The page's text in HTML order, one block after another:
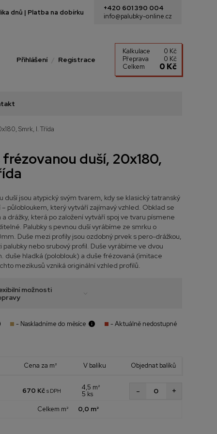
dnů | Platba na dobírku
+420 601 390 004
info@palubky-online.cz
Přihlášení Registrace
Kalkulace
0 Kč
Přeprava
0 Kč
Celkem
0 Kč
Smrk, I. Třída
duší, 20x180,
duší jsou atypický svým tvarem, kdy se klasický tatranský
– půlobloukem, který vytváří zajímavý vzhled. Obklad se
drážky, která po založení vytváří spoj ve tvaru písmene
Palubky s pevnou duší vyrábíme ze smrku o
Duše mezi profily jsou ozdobný prvek s pero-drážkou,
palubky nebo srubový profil. Duše vyrábíme ve dvou
duše hladká (poloblouk) a duše frézovaná (imitace
mezikusů vzniká originální vzhled profilů.
možnosti
- Naskladníme do měsíce - Aktuálně nedostupné
Cena za m² V balíku Objednat balíků
670 Kč s DPH
4,5 m²
5 ks
+
-
Celkem m² 0,0 m²